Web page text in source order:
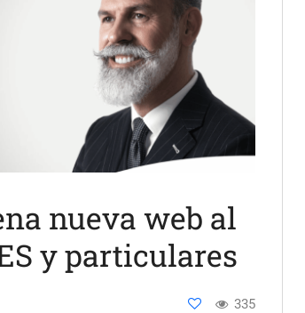
nueva web al
y particulares
335